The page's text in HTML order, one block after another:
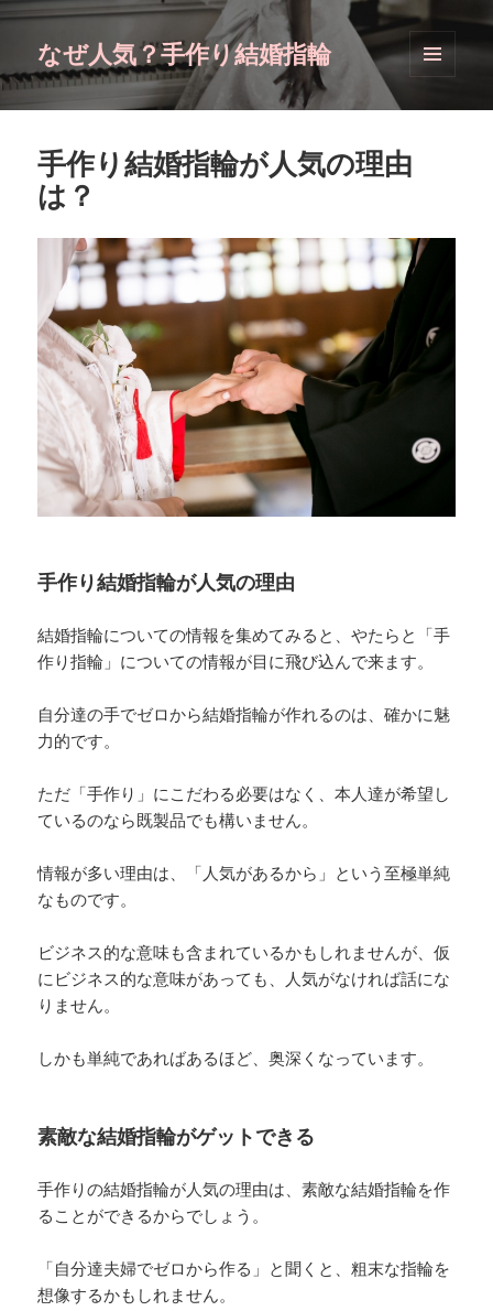
なぜ人気？手作り結婚指輪
ーとウ
手作り結婚指輪が人気の理由
は？
手作り結婚指輪が人気の理由
結婚指輪についての情報を集めてみると、やたらと「手
作り指輪」についての情報が目に飛び込んで来ます。
自分達の手でゼロから結婚指輪が作れるのは、確かに魅
力的です。
ただ「手作り」にこだわる必要はなく、本人達が希望し
ているのなら既製品でも構いません。
情報が多い理由は、「人気があるから」という至極単純
なものです。
ビジネス的な意味も含まれているかもしれませんが、仮
にビジネス的な意味があっても、人気がなければ話にな
りません。
しかも単純であればあるほど、奥深くなっています。
素敵な結婚指輪がゲットできる
手作りの結婚指輪が人気の理由は、素敵な結婚指輪を作
ることができるからでしょう。
「自分達夫婦でゼロから作る」と聞くと、粗末な指輪を
想像するかもしれません。